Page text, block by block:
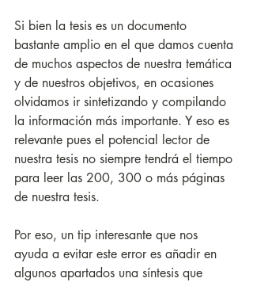
Si bien la tesis es un documento
bastante amplio en el que damos cuenta
de muchos aspectos de nuestra temática
y de nuestros objetivos, en ocasiones
olvidamos ir sintetizando y compilando
la información más importante. Y eso es
relevante pues el potencial lector de
nuestra tesis no siempre tendrá el tiempo
para leer las 200, 300 o más páginas
de nuestra tesis.
Por eso, un tip interesante que nos
ayuda a evitar este error es añadir en
algunos apartados una síntesis que